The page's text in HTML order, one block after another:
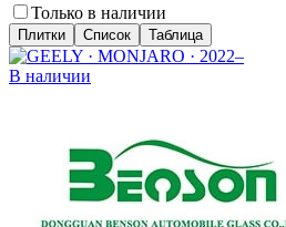
Только в наличии
Плитки Список Таблица
В наличии